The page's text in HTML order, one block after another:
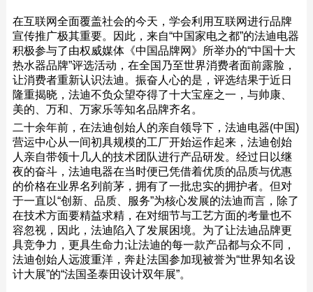
在互联网全面覆盖社会的今天，学会利用互联网进行品牌
宣传推广极其重要。因此，来自“中国家电之都”的法迪电器
积极参与了由权威媒体《中国品牌网》所举办的“中国十大
热水器品牌”评选活动，在全国乃至世界消费者面前露脸，
让消费者重新认识法迪。振奋人心的是，评选结果于近日
隆重揭晓，法迪不负众望夺得了十大宝座之一，与帅康、
美的、万和、万家乐等知名品牌齐名。
二十余年前，在法迪创始人的亲自领导下，法迪电器(中国)
营运中心从一间初具规模的工厂开始运作起来，法迪创始
人亲自带领十几人的技术团队进行产品研发。经过日以继
夜的奋斗，法迪电器在当时便已凭借着优质的品质与优惠
的价格在业界名列前茅，拥有了一批忠实的拥护者。但对
于一直以“创新、品质、服务”为核心发展的法迪而言，除了
在技术方面要精益求精，在对细节与工艺方面的考量也不
容忽视，因此，法迪陷入了发展困境。为了让法迪品牌更
具竞争力，更具生命力;让法迪的每一款产品都与众不同，
法迪创始人远渡重洋，奔赴法国参加现被誉为“世界知名设
计大展”的“法国圣泰田设计双年展”。